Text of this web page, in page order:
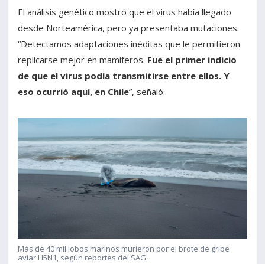
El análisis genético mostró que el virus había llegado
desde Norteamérica, pero ya presentaba mutaciones.
“Detectamos adaptaciones inéditas que le permitieron
replicarse mejor en mamíferos. Fue el primer indicio
de que el virus podía transmitirse entre ellos. Y
eso ocurrió aquí, en Chile”, señaló.
Más de 40 mil lobos marinos murieron por el brote de gripe
aviar H5N1, según reportes del SAG.